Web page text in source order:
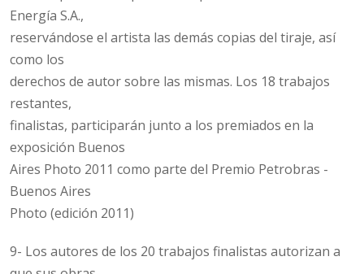
Energía S.A.,
reservándose el artista las demás copias del tiraje, así
como los
derechos de autor sobre las mismas. Los 18 trabajos
restantes,
finalistas, participarán junto a los premiados en la
exposición Buenos
Aires Photo 2011 como parte del Premio Petrobras -
Buenos Aires
Photo (edición 2011)
9- Los autores de los 20 trabajos finalistas autorizan a